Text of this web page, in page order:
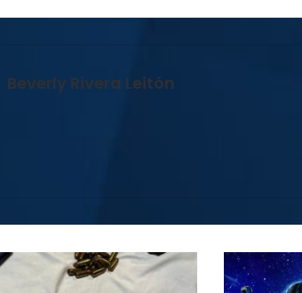
Beverly Rivera Leitón
“Dawn
of